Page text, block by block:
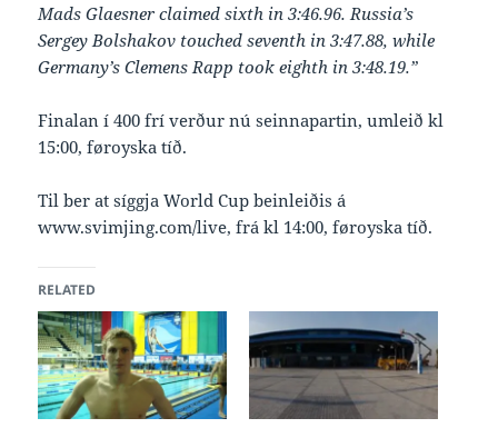
Mads Glaesner claimed sixth in 3:46.96. Russia’s
Sergey Bolshakov touched seventh in 3:47.88, while
Germany’s Clemens Rapp took eighth in 3:48.19.”
Finalan í 400 frí verður nú seinnapartin, umleið kl
15:00, føroyska tíð.
Til ber at síggja World Cup beinleiðis á
www.svimjing.com/live, frá kl 14:00, føroyska tíð.
RELATED